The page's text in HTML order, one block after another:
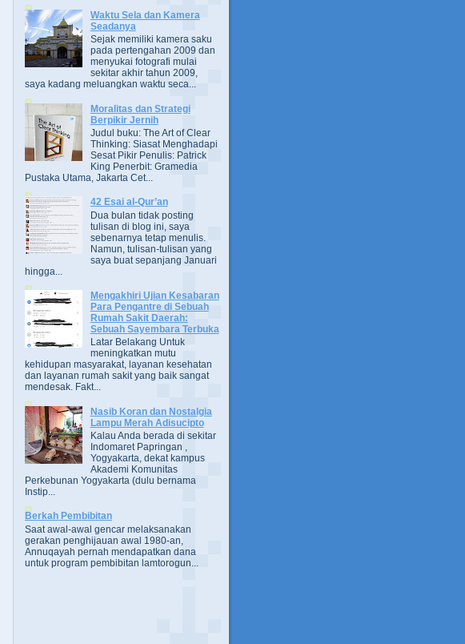
Waktu Sela dan Kamera
Seadanya
Sejak memiliki kamera saku
pada pertengahan 2009 dan
menyukai fotografi mulai
sekitar akhir tahun 2009,
saya kadang meluangkan waktu seca...
Moralitas dan Strategi
Berpikir Jernih
Judul buku: The Art of Clear
Thinking: Siasat Menghadapi
Sesat Pikir Penulis: Patrick
King Penerbit: Gramedia
Pustaka Utama, Jakarta Cet...
42 Esai al-Qur’an
Dua bulan tidak posting
tulisan di blog ini, saya
sebenarnya tetap menulis.
Namun, tulisan-tulisan yang
saya buat sepanjang Januari
hingga...
Mengakhiri Ujian Kesabaran
Para Pengantre di Sebuah
Rumah Sakit Daerah:
Sebuah Sayembara Terbuka
Latar Belakang Untuk
meningkatkan mutu
kehidupan masyarakat, layanan kesehatan
dan layanan rumah sakit yang baik sangat
mendesak. Fakt...
Nasib Koran dan Nostalgia
Lampu Merah Adisucipto
Kalau Anda berada di sekitar
Indomaret Papringan ,
Yogyakarta, dekat kampus
Akademi Komunitas
Perkebunan Yogyakarta (dulu bernama
Instip...
Berkah Pembibitan
Saat awal-awal gencar melaksanakan
gerakan penghijauan awal 1980-an,
Annuqayah pernah mendapatkan dana
untuk program pembibitan lamtorogun...